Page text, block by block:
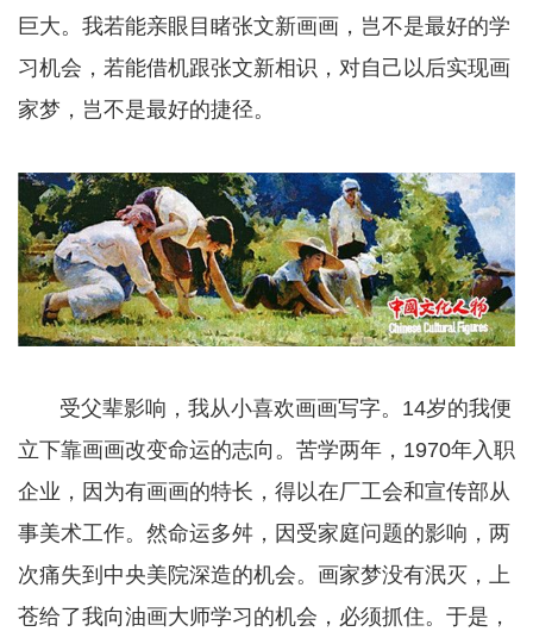
巨大。我若能亲眼目睹张文新画画，岂不是最好的学
习机会，若能借机跟张文新相识，对自己以后实现画
家梦，岂不是最好的捷径。
受父辈影响，我从小喜欢画画写字。14岁的我便
立下靠画画改变命运的志向。苦学两年，1970年入职
企业，因为有画画的特长，得以在厂工会和宣传部从
事美术工作。然命运多舛，因受家庭问题的影响，两
次痛失到中央美院深造的机会。画家梦没有泯灭，上
苍给了我向油画大师学习的机会，必须抓住。于是，